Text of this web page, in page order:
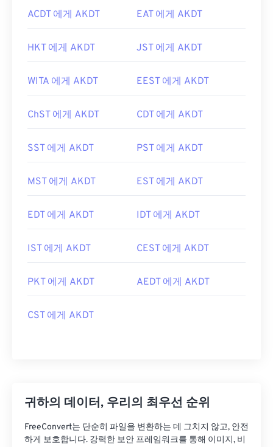
ACDT 에게 AKDT EAT 에게 AKDT
HKT 에게 AKDT JST 에게 AKDT
WITA 에게 AKDT EEST 에게 AKDT
ChST 에게 AKDT CDT 에게 AKDT
SST 에게 AKDT PST 에게 AKDT
MST 에게 AKDT EST 에게 AKDT
EDT 에게 AKDT IDT 에게 AKDT
IST 에게 AKDT CEST 에게 AKDT
PKT 에게 AKDT AEDT 에게 AKDT
CST 에게 AKDT
귀하의 데이터, 우리의 최우선 순위
FreeConvert는 단순히 파일을 변환하는 데 그치지 않고, 안전
하게 보호합니다. 강력한 보안 프레임워크를 통해 이미지, 비